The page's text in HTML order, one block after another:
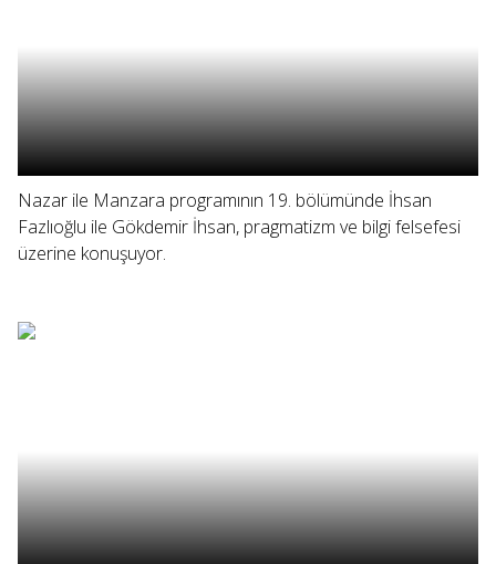
Nazar ile Manzara programının 19. bölümünde İhsan
Fazlıoğlu ile Gökdemir İhsan, pragmatizm ve bilgi felsefesi
üzerine konuşuyor.